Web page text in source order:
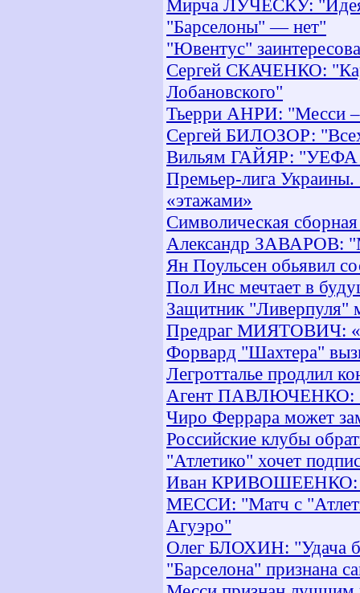
Мирча ЛУЧЕСКУ: "Идея
"Барселоны" — нет"
"Ювентус"
Сергей СКАЧЕНКО:
Лобановского"
Тьерри АНРИ: "Месси
Сергей БИЛОЗОР:
Вильям ГАЙЯР: "УЕФА
Премьер-лига
«этажами»
Символическая
Александр ЗАВАРОВ:
Ян Поульсен обьявил
Пол Инс мечтает в
Защитник "Ливерпуля"
Предраг МИЯТОВИЧ:
Форвард "Шахтера"
Легротталье продлил
Агент ПАВЛЮЧЕНКО:
Чиро Феррара может
Российские клубы
"Атлетико" хочет
Иван КРИВОШЕЕНКО:
МЕССИ: "Матч с
Агуэро"
Олег БЛОХИН: "Удача
"Барселона" признана